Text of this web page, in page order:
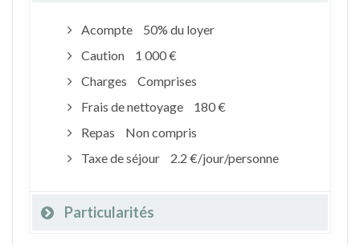
Acompte
50% du loyer
Caution
1 000 €
Charges
Comprises
Frais de nettoyage
180 €
Repas
Non compris
Taxe de séjour
2.2 €/jour/personne
Particularités